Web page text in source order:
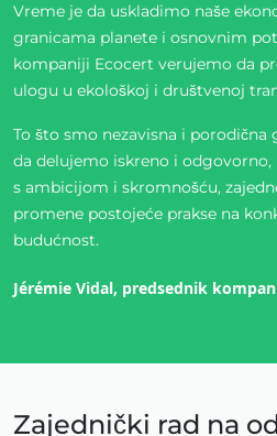
O nama
Karijere
Zajednički rad na
Vreme je da uskladimo naše
granicama planete i osnovnim
kompaniji Ecocert verujemo da
ulogu u ekološkoj i društvenoj
To što smo nezavisna i
da delujemo iskreno i odgovorno,
s ambicijom i skromnošću,
promene postojeće prakse na
budućnost.
Jérémie Vidal, predsednik